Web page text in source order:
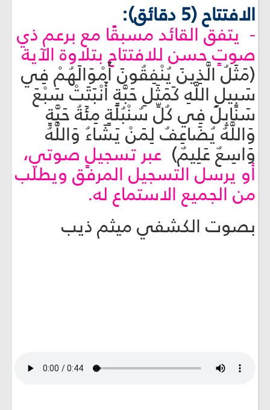
الافتتاح (5 دقائق):
- يتفق القائد مسبقًا مع برعم ذي
صوتٍ حسن للافتتاح بتلاوة الآية
(مَثَلُ الَّذِينَ يُنْفِقُونَ أَمْوَالَهُمْ فِي
سَبِيلِ اللَّهِ كَمَثَلِ حَبَّةٍ أَنْبَتَتْ سَبْعَ
سَنَابِلَ فِي كُلِّ سُنْبُلَةٍ مِئَةُ حَبَّةٍ
وَاللَّهُ يُضَاعِفُ لِمَنْ يَشَاءُ وَاللَّهُ
وَاسِعٌ عَلِيمٌ) عبر تسجيلٍ صوتي،
أو يرسل التسجيل المرفق ويطلب
من الجميع الاستماع له.
بصوت الكشفي ميثم ذيب